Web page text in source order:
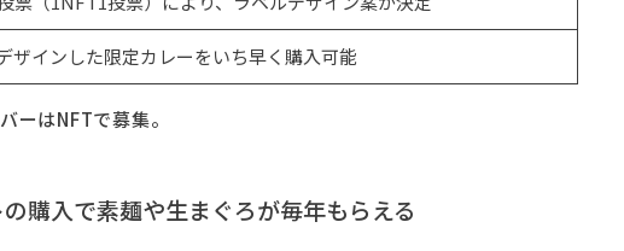
ザインした限定カレーをいち早く購入可能
ーはNFTで募集。
購入で素麺や生まぐろが毎年もらえる